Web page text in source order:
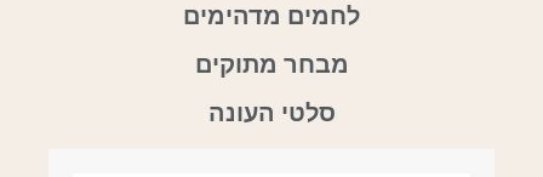
לחמים מדהימים
מבחר מתוקים
סלטי העונה